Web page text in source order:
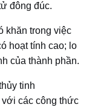
đông đúc.
khăn trong việc
hoạt tính cao; lo
của thành phần.
tinh
các công thức